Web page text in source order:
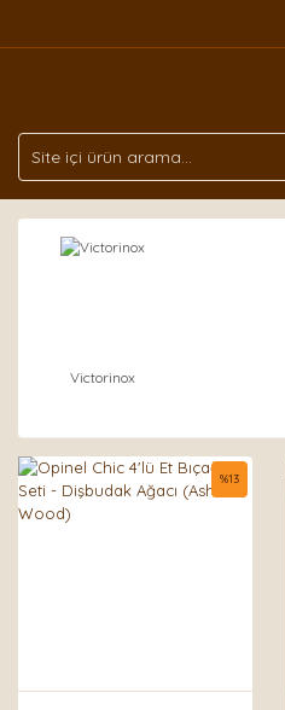
Victorinox
%13